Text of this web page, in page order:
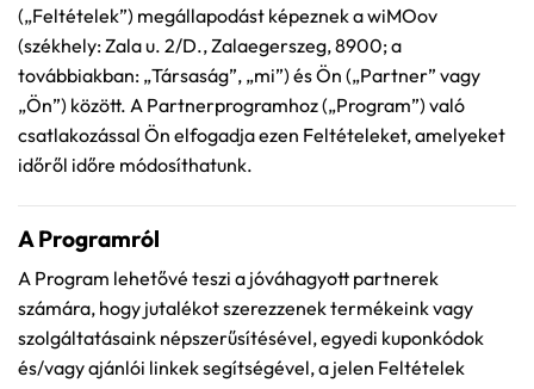
(„Feltételek”) megállapodást képeznek a wiMOov
(székhely: Zala u. 2/D., Zalaegerszeg, 8900; a
továbbiakban: „Társaság”, „mi”) és Ön („Partner” vagy
„Ön”) között. A Partnerprogramhoz („Program”) való
csatlakozással Ön elfogadja ezen Feltételeket, amelyeket
időről időre módosíthatunk.
A Programról
A Program lehetővé teszi a jóváhagyott partnerek
számára, hogy jutalékot szerezzenek termékeink vagy
szolgáltatásaink népszerűsítésével, egyedi kuponkódok
és/vagy ajánlói linkek segítségével, a jelen Feltételek